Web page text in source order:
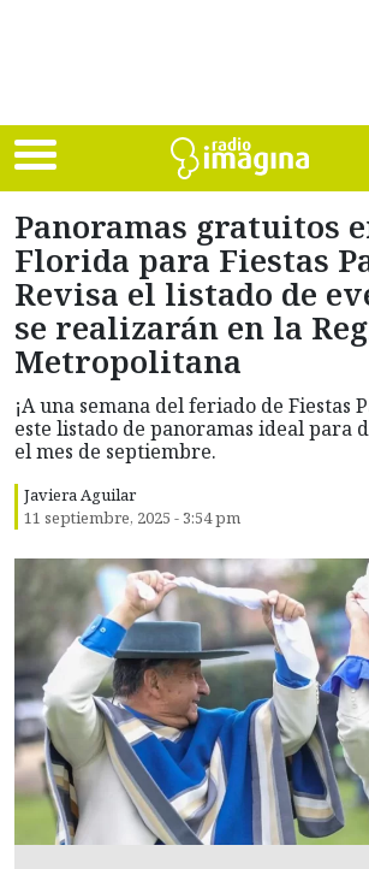
Panoramas gratuitos
Florida para Fiestas
Revisa el listado de
se realizarán en la
Metropolitana
¡A una semana del feriado de Fiestas
este listado de panoramas ideal para
el mes de septiembre.
Javiera Aguilar
11 septiembre, 2025 - 3:54 pm